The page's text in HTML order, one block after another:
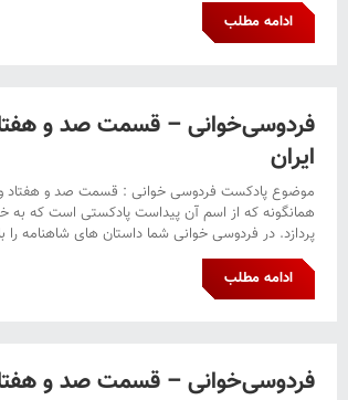
ادامه مطلب
فردوسی‌خوانی – قسمت صد و
ایران
موضوع پادکست فردوسی خوانی : قسمت صد و هفتاد و
همانگونه که از اسم آن پیداست پادکستی است که به
پردازد. در فردوسی خوانی شما داستان های شاهنامه
ادامه مطلب
فردوسی‌خوانی – قسمت صد و